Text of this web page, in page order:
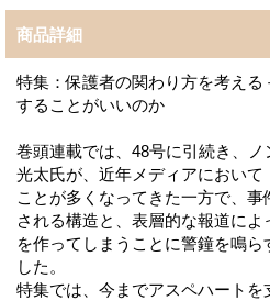
商品詳細
特集：保護者の関わり方を考え
することがいいのか
巻頭連載では、48号に引続き、
光太氏が、近年メディアにおいて
ことが多くなってきた一方で、
される構造と、表層的な報道に
を作ってしまうことに警鐘を鳴
した。
特集では、今までアスペハート